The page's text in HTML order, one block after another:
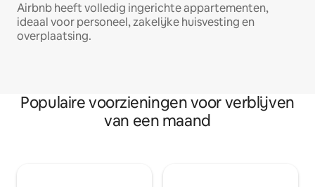
Airbnb heeft volledig ingerichte appartementen,
ideaal voor personeel, zakelijke huisvesting en
overplaatsing.
Populaire voorzieningen voor verblijven
van een maand